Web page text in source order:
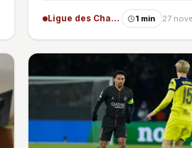
Ligue des Champions 1 min 27